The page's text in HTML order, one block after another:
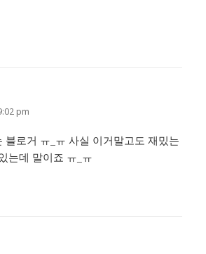
pm
블로거 ㅠ_ㅠ 사실 이거말고도 재밌는
는데 말이죠 ㅠ_ㅠ